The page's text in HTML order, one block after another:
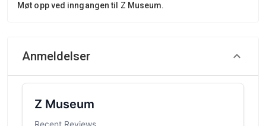
Møt opp ved inngangen til Z Museum.
Anmeldelser